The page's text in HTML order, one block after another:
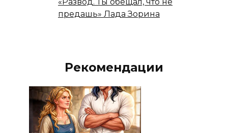
«Развод. Ты обещал, что не
предашь» Лада Зорина
Рекомендации